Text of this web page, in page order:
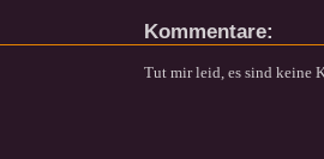
Kommentare:
Tut mir leid, es sind keine